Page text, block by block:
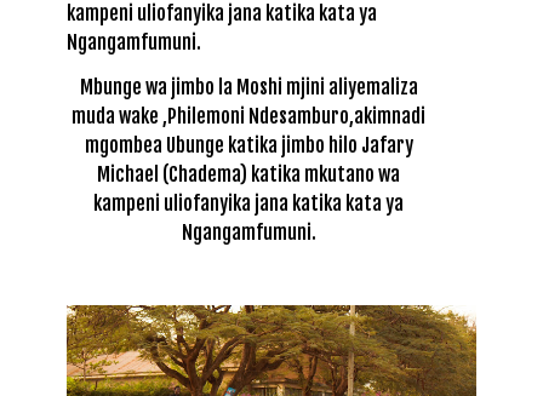
Mbunge wa jimbo la Moshi mjini aliyemaliza
muda wake ,Philemoni Ndesamburo,akimnadi
mgombea Ubunge katika jimbo hilo Jafary
Michael (Chadema) katika mkutano wa
kampeni uliofanyika jana katika kata ya
Ngangamfumuni.